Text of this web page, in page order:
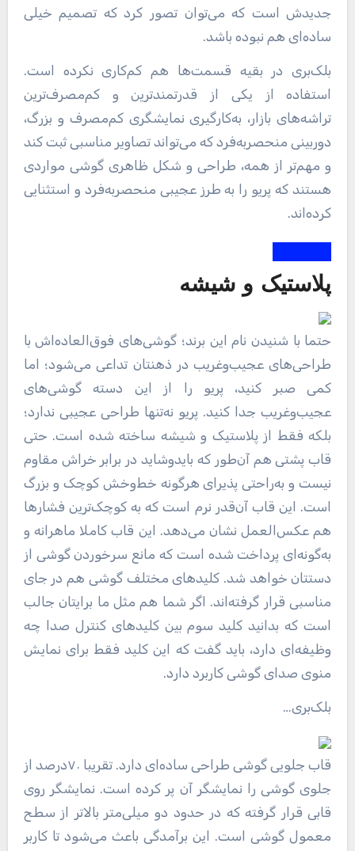
جدیدش است که می‌توان تصور کرد که تصمیم خیلی
ساده‌ای هم نبوده باشد.
بلک‌بری در بقیه قسمت‌ها هم کم‌کاری نکرده است.
استفاده از یکی از قدرتمند‌ترین و کم‌مصرف‌ترین
تراشه‌های بازار، به‌کارگیری نمایشگری کم‌مصرف و بزرگ،
دوربینی منحصربه‌فرد که می‌تواند تصاویر مناسبی ثبت کند
و مهم‌تر از همه، طراحی و شکل ظاهری گوشی مواردی
هستند که پریو را به طرز عجیبی منحصربه‌فرد و استثنایی
کرده‌اند.
پلاستیک و شیشه
حتما با شنیدن نام این برند؛ گوشی‌های فوق‌العاده‌اش با
طراحی‌های عجیب‌وغریب در ذهنتان تداعی می‌شود؛ اما
کمی صبر کنید، پریو را از این دسته گوشی‌های
عجیب‌وغریب جدا کنید. پریو نه‌تنها طراحی عجیبی ندارد؛
بلکه فقط از پلاستیک و شیشه ساخته ‌شده است. حتی
قاب پشتی هم آن‌طور که بایدوشاید در برابر خراش مقاوم
نیست و به‌راحتی پذیرای هرگونه خط‌وخش کوچک و بزرگ
است. این قاب آن‌قدر نرم است که به کوچک‌ترین فشارها
هم عکس‌العمل نشان می‌دهد. این قاب کاملا ماهرانه و
به‌گونه‌ای پرداخت ‌شده است که مانع سرخوردن گوشی از
دستتان خواهد شد. کلید‌های مختلف گوشی هم در جای
مناسبی قرار گرفته‌اند. اگر شما هم مثل ما برایتان جالب
است که بدانید کلید سوم بین کلید‌های کنترل صدا چه
وظیفه‌ای دارد، باید گفت که این کلید فقط برای نمایش
منوی صدای گوشی کاربرد دارد.
بلک‌بری…
قاب جلویی گوشی طراحی ساده‌ای دارد. تقریبا ۷۰درصد از
جلوی گوشی را نمایشگر آن پر کرده است. نمایشگر روی
قابی قرار گرفته که در حدود دو میلی‌متر بالاتر از سطح
معمول گوشی است. این برآمدگی باعث می‌شود تا کاربر